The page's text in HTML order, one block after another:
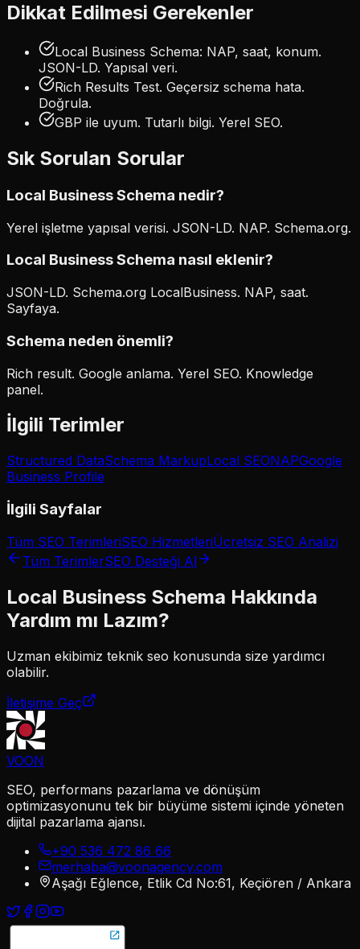
Dikkat Edilmesi Gerekenler
Local Business Schema: NAP, saat, konum.
JSON-LD. Yapısal veri.
Rich Results Test. Geçersiz schema hata.
Doğrula.
GBP ile uyum. Tutarlı bilgi. Yerel SEO.
Sık Sorulan Sorular
Local Business Schema nedir?
Yerel işletme yapısal verisi. JSON-LD. NAP. Schema.org.
Local Business Schema nasıl eklenir?
JSON-LD. Schema.org LocalBusiness. NAP, saat.
Sayfaya.
Schema neden önemli?
Rich result. Google anlama. Yerel SEO. Knowledge
panel.
İlgili Terimler
Structured DataSchema MarkupLocal SEONAPGoogle
Business Profile
İlgili Sayfalar
Tüm SEO TerimleriSEO HizmetleriÜcretsiz SEO Analizi
Tüm TerimlerSEO Desteği Al
Local Business Schema Hakkında
Yardım mı Lazım?
Uzman ekibimiz teknik seo konusunda size yardımcı
olabilir.
İletişime Geç
VOON
SEO, performans pazarlama ve dönüşüm
optimizasyonunu tek bir büyüme sistemi içinde yöneten
dijital pazarlama ajansı.
+90 536 472 86 66
merhaba@voonagency.com
Aşağı Eğlence, Etlik Cd No:61, Keçiören / Ankara